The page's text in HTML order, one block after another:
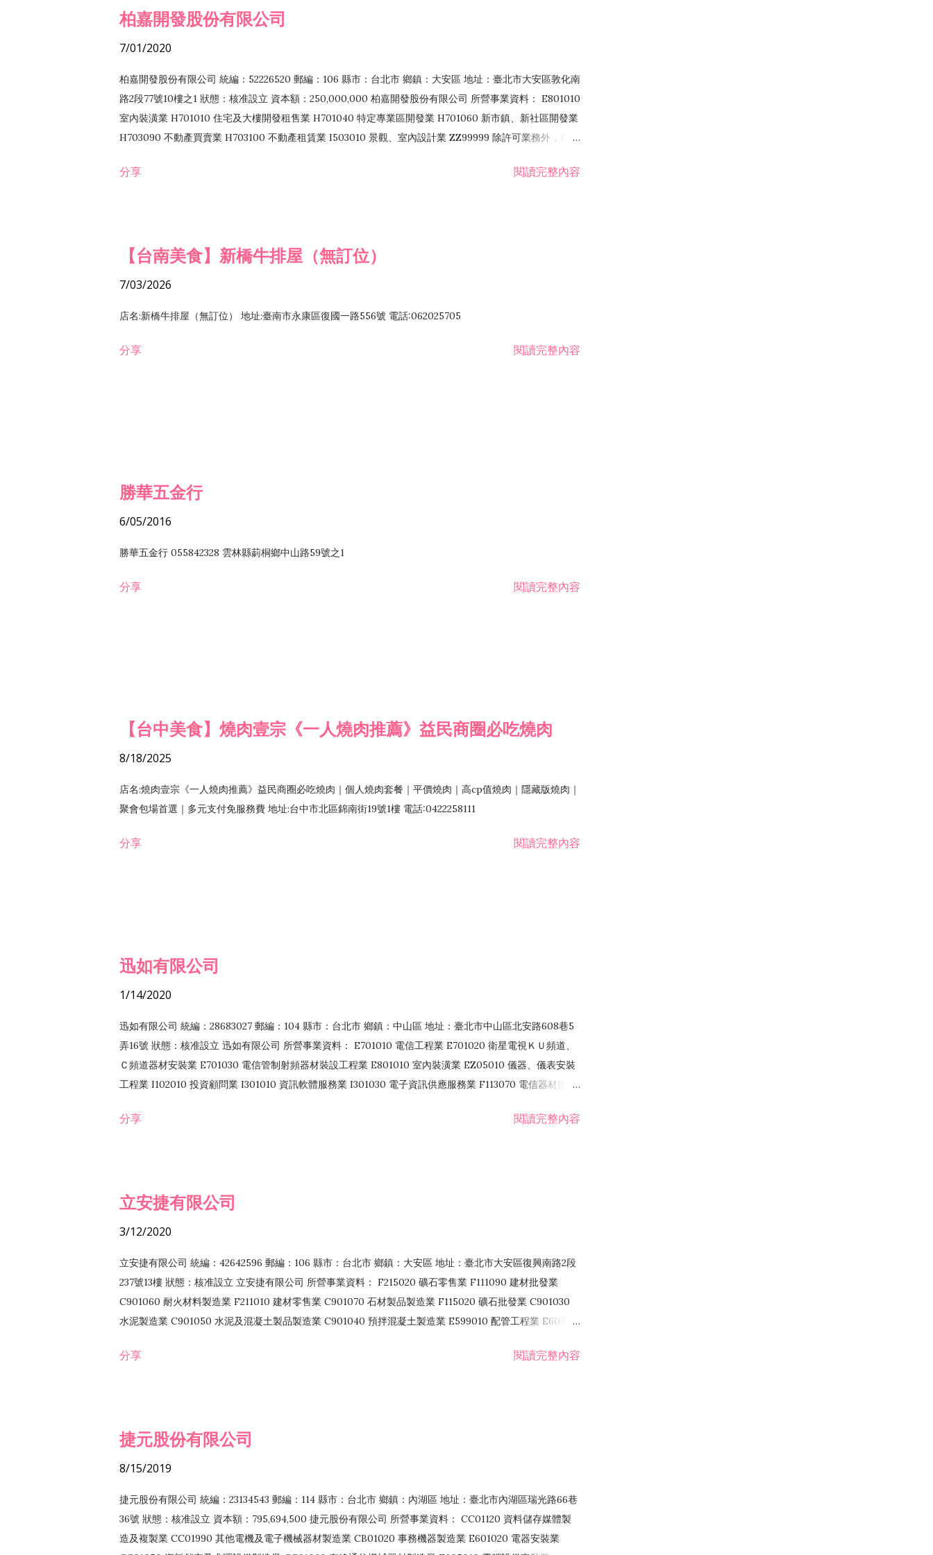
柏嘉開發股份有限公司
7/01/2020
柏嘉開發股份有限公司 統編：52226520 郵編：106 縣市：台北市 鄉鎮：大安區 地址：臺北市大安區敦化南
路2段77號10樓之1 狀態：核准設立 資本額：250,000,000 柏嘉開發股份有限公司 所營事業資料： E801010
室內裝潢業 H701010 住宅及大樓開發租售業 H701040 特定專業區開發業 H701060 新市鎮、新社區開發業
H703090 不動產買賣業 H703100 不動產租賃業 I503010 景觀、室內設計業 ZZ99999 除許可業務外，得經
分享 閱讀完整內容
【台南美食】新橋牛排屋（無訂位）
7/03/2026
店名:新橋牛排屋（無訂位） 地址:臺南市永康區復國一路556號 電話:062025705
分享 閱讀完整內容
勝華五金行
6/05/2016
勝華五金行 055842328 雲林縣莿桐鄉中山路59號之1
分享 閱讀完整內容
【台中美食】燒肉壹宗《一人燒肉推薦》益民商圈必吃燒肉
8/18/2025
店名:燒肉壹宗《一人燒肉推薦》益民商圈必吃燒肉｜個人燒肉套餐｜平價燒肉｜高cp值燒肉｜隱藏版燒肉｜
聚會包場首選｜多元支付免服務費 地址:台中市北區錦南街19號1樓 電話:0422258111
分享 閱讀完整內容
迅如有限公司
1/14/2020
迅如有限公司 統編：28683027 郵編：104 縣市：台北市 鄉鎮：中山區 地址：臺北市中山區北安路608巷5
弄16號 狀態：核准設立 迅如有限公司 所營事業資料： E701010 電信工程業 E701020 衛星電視ＫＵ頻道、
Ｃ頻道器材安裝業 E701030 電信管制射頻器材裝設工程業 E801010 室內裝潢業 EZ05010 儀器、儀表安裝
工程業 I102010 投資顧問業 I301010 資訊軟體服務業 I301030 電子資訊供應服務業 F113070 電信器材批發
務 F102030 菸酒批發業 F203020 菸酒零售業 F401171 酒類輸入業
分享 閱讀完整內容
立安捷有限公司
3/12/2020
立安捷有限公司 統編：42642596 郵編：106 縣市：台北市 鄉鎮：大安區 地址：臺北市大安區復興南路2段
237號13樓 狀態：核准設立 立安捷有限公司 所營事業資料： F215020 礦石零售業 F111090 建材批發業
C901060 耐火材料製造業 F211010 建材零售業 C901070 石材製品製造業 F115020 礦石批發業 C901030
水泥製造業 C901050 水泥及混凝土製品製造業 C901040 預拌混凝土製造業 E599010 配管工程業 E603110
EZ99990 其他工程業 F102170 食品什貨批發業 F106020 日常用品批發業 F108031 醫療器材批發業
分享 閱讀完整內容
捷元股份有限公司
8/15/2019
捷元股份有限公司 統編：23134543 郵編：114 縣市：台北市 鄉鎮：內湖區 地址：臺北市內湖區瑞光路66巷
36號 狀態：核准設立 資本額：795,694,500 捷元股份有限公司 所營事業資料： CC01120 資料儲存媒體製
造及複製業 CC01990 其他電機及電子機械器材製造業 CB01020 事務機器製造業 E601020 電器安裝業